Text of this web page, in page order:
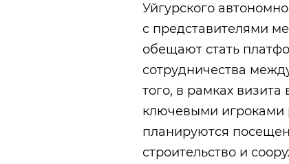
Уйгурского
с представителями
обещают стать
сотрудничества
того, в рамках
ключевыми игроками
планируются
строительство и